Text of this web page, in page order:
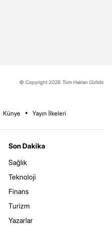
© Copyright 2026 Tüm Hakları Gizlidir.
Künye Yayın İlkeleri
Son Dakika
Sağlık
Teknoloji
Finans
Turizm
Yazarlar